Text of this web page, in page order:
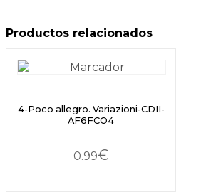
Productos relacionados
4-Poco allegro. Variazioni-CDII-
AF6FCO4
0.99€